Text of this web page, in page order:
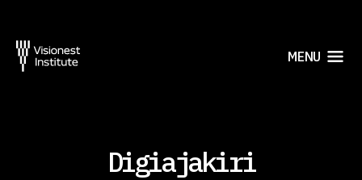
MENU
Digiajakiri